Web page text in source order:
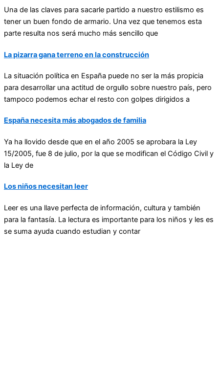
Una de las claves para sacarle partido a nuestro estilismo es
tener un buen fondo de armario. Una vez que tenemos esta
parte resulta nos será mucho más sencillo que
La pizarra gana terreno en la construcción
La situación política en España puede no ser la más propicia
para desarrollar una actitud de orgullo sobre nuestro país, pero
tampoco podemos echar el resto con golpes dirigidos a
España necesita más abogados de familia
Ya ha llovido desde que en el año 2005 se aprobara la Ley
15/2005, fue 8 de julio, por la que se modifican el Código Civil y
la Ley de
Los niños necesitan leer
Leer es una llave perfecta de información, cultura y también
para la fantasía. La lectura es importante para los niños y les es
se suma ayuda cuando estudian y contar